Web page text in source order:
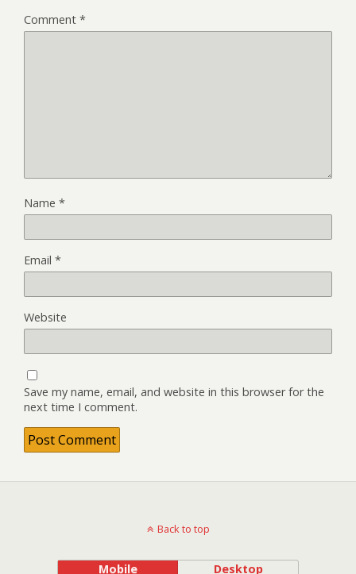
Comment *
Name *
Email *
Website
Save my name, email, and website in this browser for the
next time I comment.
Back to top
Mobile Desktop